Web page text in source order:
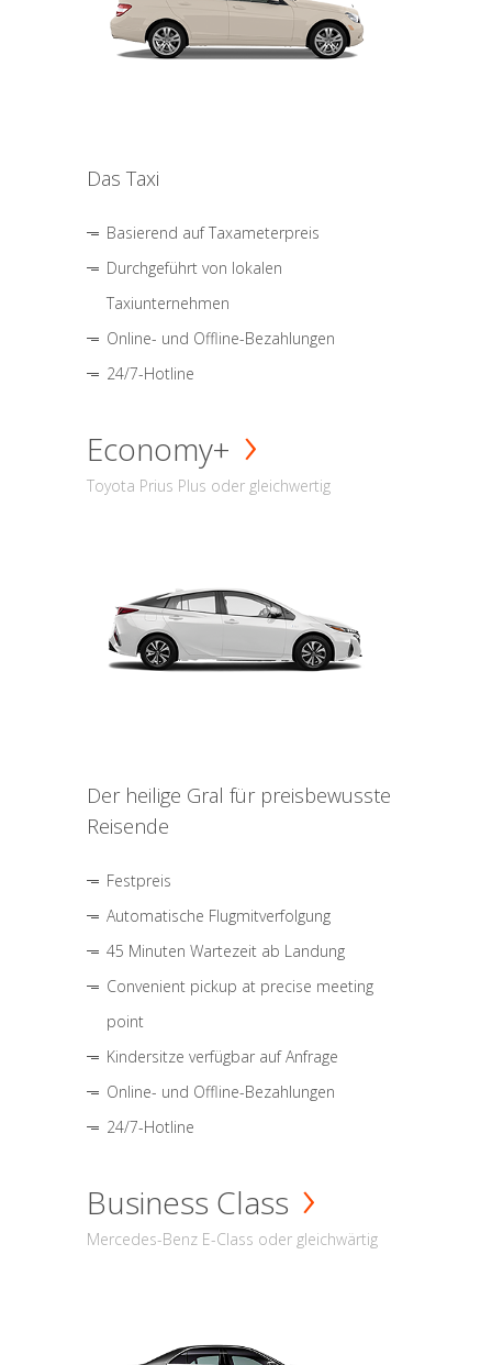
Das Taxi
Basierend auf Taxameterpreis
Durchgeführt von lokalen
Taxiunternehmen
Online- und Offline-Bezahlungen
24/7-Hotline
Economy+
Toyota Prius Plus oder gleichwertig
Der heilige Gral für preisbewusste
Reisende
Festpreis
Automatische Flugmitverfolgung
45 Minuten Wartezeit ab Landung
Convenient pickup at precise meeting
point
Kindersitze verfügbar auf Anfrage
Online- und Offline-Bezahlungen
24/7-Hotline
Business Class
Mercedes-Benz E-Class oder gleichwärtig